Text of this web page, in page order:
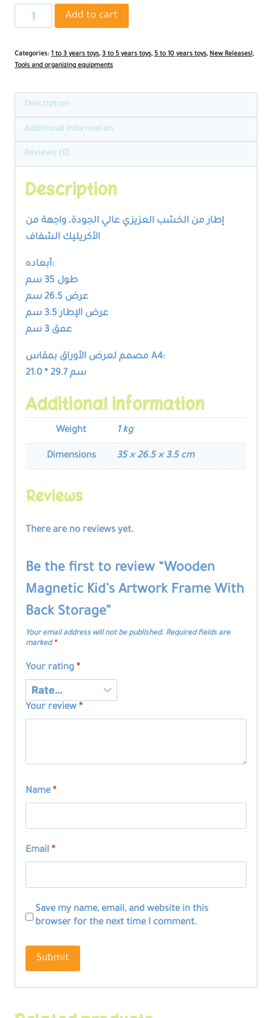
Wooden
Magnetic
Artwork
With
Storage
quantity
Add to cart
Categories: 1 to 3 years toys,3 to 5 years toys, 5 to 10 years toys, New Releases!,
Tools and organizing equipments
Description
Additional information
Reviews (0)
Description
إطار من الخشب العزيزي عالي الجودة، واجهة من
الأكريليك الشفاف
أبعاده:
طول 35 سم
عرض 26.5 سم
عرض الإطار 3.5 سم
عمق 3 سم
مصمم لعرض الأوراق بمقاس A4:
21.0 * 29.7 سم
Additional information
Weight 1 kg
Dimensions 35 × 26.5 × 3.5 cm
Reviews
There are no reviews yet.
Be the first to review “Wooden
Magnetic Kid’s Artwork Frame With
Back Storage”
Your email address will not be published. Required fields are
marked *
Your rating *
Your review *
Name*
Email *
Save my name, email, and website in this
browser for the next time I comment.